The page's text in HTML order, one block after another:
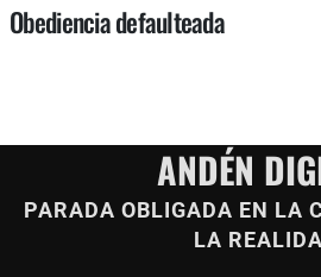
Obediencia defaulteada
ANDÉN
PARADA OBLIGADA EN LA
LA